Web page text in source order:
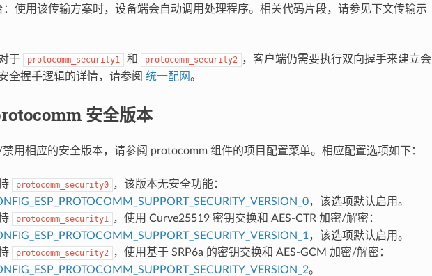
：使用该传输方案时，设备端会自动调用处理程序。相关代码片段，请参见下文传输示
于 protocomm_security1 和 protocomm_security2 ，客户端仍需要执行双向握手来建立会
全握手逻辑的详情，请参阅 统一配网。
安全版本
用相应的安全版本，请参阅 protocomm 组件的项目配置菜单。相应配置选项如下：
protocomm_security0 ，该版本无安全功能：
，该选项默认启用。
protocomm_security1 ，使用 Curve25519 密钥交换和 AES-CTR 加密/解密：
，该选项默认启用。
protocomm_security2 ，使用基于 SRP6a 的密钥交换和 AES-GCM 加密/解密：
。